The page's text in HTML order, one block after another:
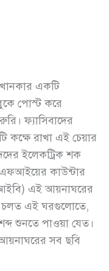
একটি
পোস্ট করে
ফ্যাসিবাদের
কক্ষে রাখা এই চেয়ার
ইলেকট্রিক শক
কাউন্টার
এই আয়নাঘরের
চলত এই ঘরগুলোতে,
শুনতে পাওয়া যেত।
সব ছবি